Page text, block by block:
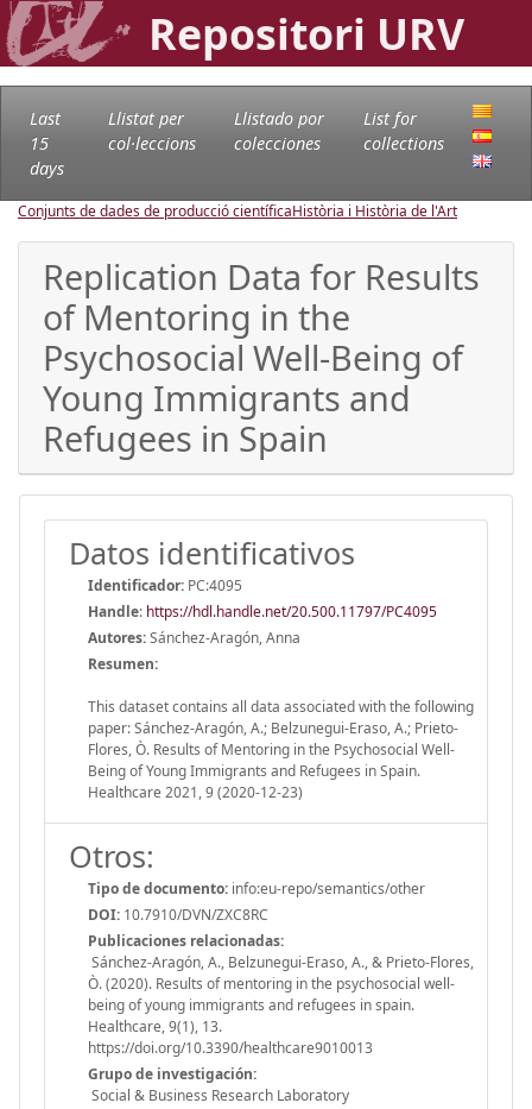
Repositori URV
Last
15
days
Llistat per
col·leccions
Llistado por
colecciones
List for
collections
Conjunts de dades de producció científicaHistòria i Història de l'Art
Replication Data for Results
of Mentoring in the
Psychosocial Well-Being of
Young Immigrants and
Refugees in Spain
Datos identificativos
Identificador: PC:4095
Handle: https://hdl.handle.net/20.500.11797/PC4095
Autores:Sánchez-Aragón, Anna
Resumen:
This dataset contains all data associated with the following
paper: Sánchez-Aragón, A.; Belzunegui-Eraso, A.; Prieto-
Flores, Ò. Results of Mentoring in the Psychosocial Well-
Being of Young Immigrants and Refugees in Spain.
Healthcare 2021, 9 (2020-12-23)
Otros:
Tipo de documento: info:eu-repo/semantics/other
DOI: 10.7910/DVN/ZXC8RC
Publicaciones relacionadas:
Sánchez-Aragón, A., Belzunegui-Eraso, A., & Prieto-Flores,
Ò. (2020). Results of mentoring in the psychosocial well-
being of young immigrants and refugees in spain.
Healthcare, 9(1), 13.
https://doi.org/10.3390/healthcare9010013
Grupo de investigación:
Social & Business Research Laboratory